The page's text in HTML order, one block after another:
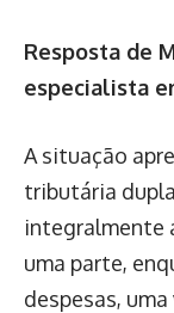
Resposta de
especialista
A situação
tributária
integralmente
uma parte,
despesas,